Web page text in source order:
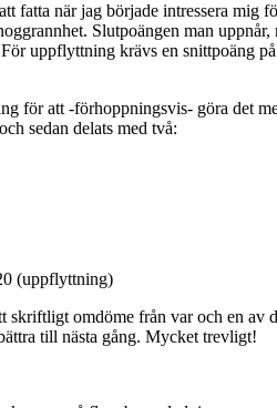
fatta när jag började intressera
Slutpoängen man
uppflyttning krävs en snittpoäng
för att -förhoppningsvis- göra det
sedan delats med två:
(uppflyttning)
omdöme från var och en
till nästa gång. Mycket trevligt!